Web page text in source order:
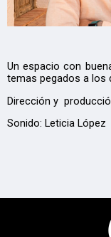
Un espacio con
temas pegados a los
Dirección y
Sonido: Leticia López